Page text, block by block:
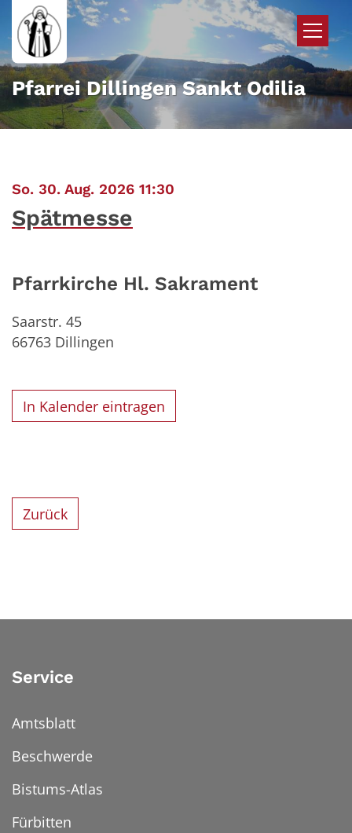
Zum Inhalt springen
Pfarrei Dillingen Sankt Odilia
So. 30. Aug. 2026 11:30
Spätmesse
Pfarrkirche Hl. Sakrament
Saarstr. 45
66763 Dillingen
In Kalender eintragen
Zurück
Service
Amtsblatt
Beschwerde
Bistums-Atlas
Fürbitten